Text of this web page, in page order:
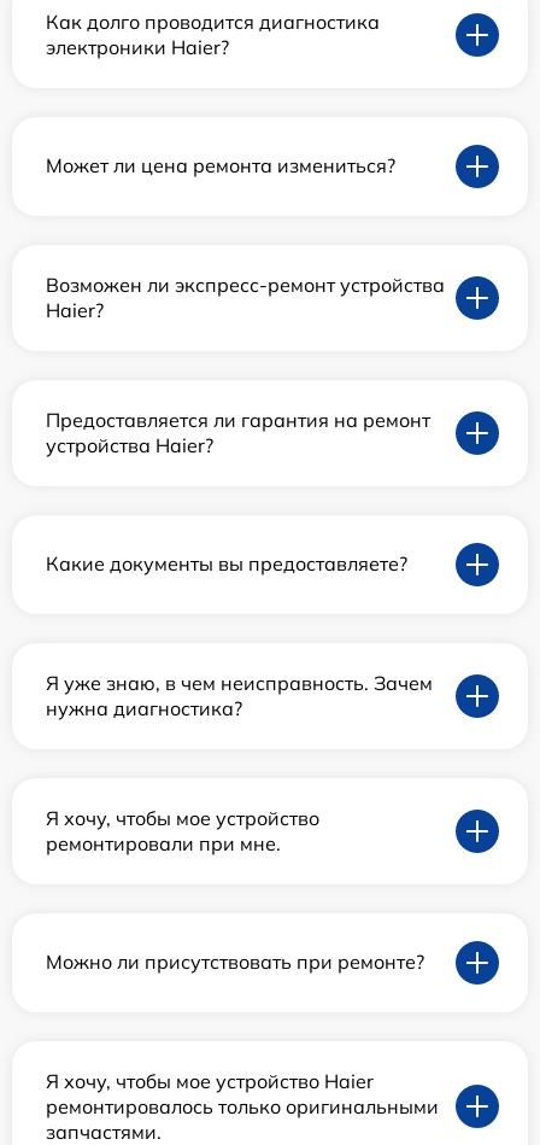
Как долго проводится диагностика
электроники Haier?
Может ли цена ремонта измениться?
Возможен ли экспресс-ремонт устройства
Haier?
Предоставляется ли гарантия на ремонт
устройства Haier?
Какие документы вы предоставляете?
Я уже знаю, в чем неисправность. Зачем
нужна диагностика?
Я хочу, чтобы мое устройство
ремонтировали при мне.
Можно ли присутствовать при ремонте?
Я хочу, чтобы мое устройство Haier
ремонтировалось только оригинальными
запчастями.